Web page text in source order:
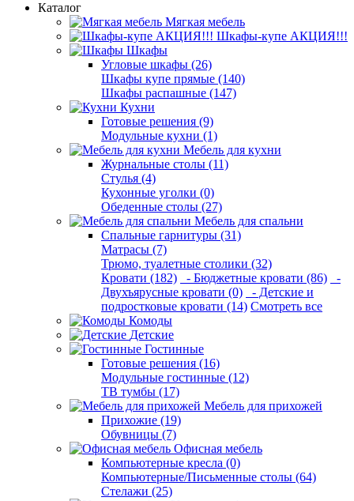
Каталог
Мягкая мебель
Шкафы-купе АКЦИЯ!!!
Шкафы
Угловые шкафы (26)
Шкафы купе прямые (140)
Шкафы распашные (147)
Кухни
Готовые решения (9)
Модульные кухни (1)
Мебель для кухни
Журнальные столы (11)
Стулья (4)
Кухонные уголки (0)
Обеденные столы (27)
Мебель для спальни
Спальные гарнитуры (31)
Матрасы (7)
Трюмо, туалетные столики (32)
Кровати (182)
- Бюджетные кровати (86)
-
Двухъярусные кровати (0)
- Детские и
подростковые кровати (14) Смотреть все
Комоды
Детские
Гостинные
Готовые решения (16)
Модульные гостинные (12)
ТВ тумбы (17)
Мебель для прихожей
Прихожие (19)
Обувницы (7)
Офисная мебель
Компьютерные кресла (0)
Компьютерные/Письменные столы (64)
Стелажи (25)